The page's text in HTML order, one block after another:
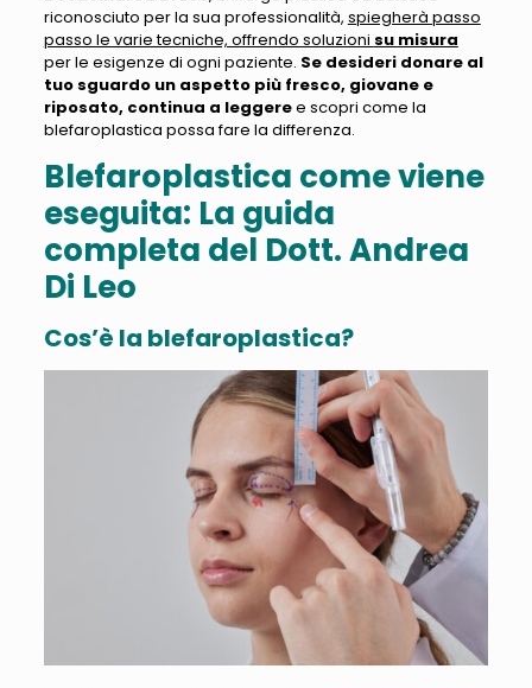
riconosciuto per la sua professionalità, spiegherà passo
passo le varie tecniche, offrendo soluzioni su misura
per le esigenze di ogni paziente. Se desideri donare al
tuo sguardo un aspetto più fresco, giovane e
riposato, continua a leggeree scopri come la
blefaroplastica possa fare la differenza.
Blefaroplastica come viene
eseguita: La guida
completa del Dott. Andrea
Di Leo
Cos’è la blefaroplastica?